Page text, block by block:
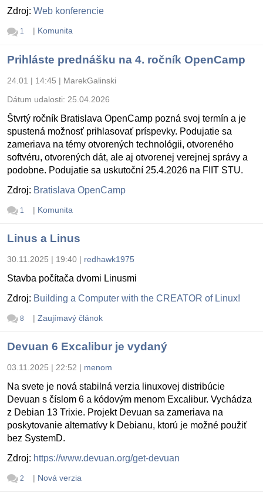
Zdroj: Web konferencie
1 | Komunita
Prihláste prednášku na 4. ročník OpenCamp
24.01 | 14:45 | MarekGalinski
Dátum udalosti: 25.04.2026
Štvrtý ročník Bratislava OpenCamp pozná svoj termín a je
spustená možnosť prihlasovať príspevky. Podujatie sa
zameriava na témy otvorených technológii, otvoreného
softvéru, otvorených dát, ale aj otvorenej verejnej správy a
podobne. Podujatie sa uskutoční 25.4.2026 na FIIT STU.
Zdroj: Bratislava OpenCamp
1 | Komunita
Linus a Linus
30.11.2025 | 19:40 | redhawk1975
Stavba počítača dvomi Linusmi
Zdroj: Building a Computer with the CREATOR of Linux!
8 | Zaujímavý článok
Devuan 6 Excalibur je vydaný
03.11.2025 | 22:52 | menom
Na svete je nová stabilná verzia linuxovej distribúcie
Devuan s číslom 6 a kódovým menom Excalibur. Vychádza
z Debian 13 Trixie. Projekt Devuan sa zameriava na
poskytovanie alternatívy k Debianu, ktorú je možné použiť
bez SystemD.
Zdroj: https://www.devuan.org/get-devuan
2 | Nová verzia